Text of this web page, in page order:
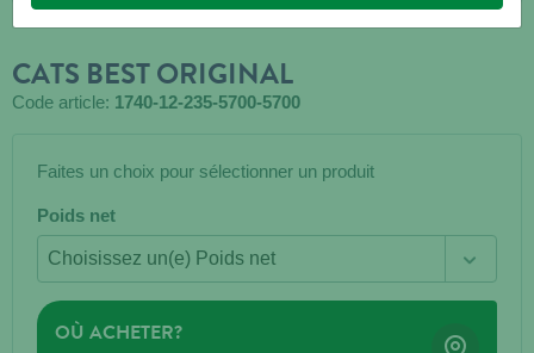
CATS BEST ORIGINAL
Code article: 1740-12-235-5700-5700
Faites un choix pour sélectionner un produit
Poids net
OÙ ACHETER?